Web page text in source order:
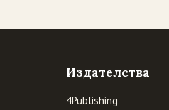
Издателства
4Publishing